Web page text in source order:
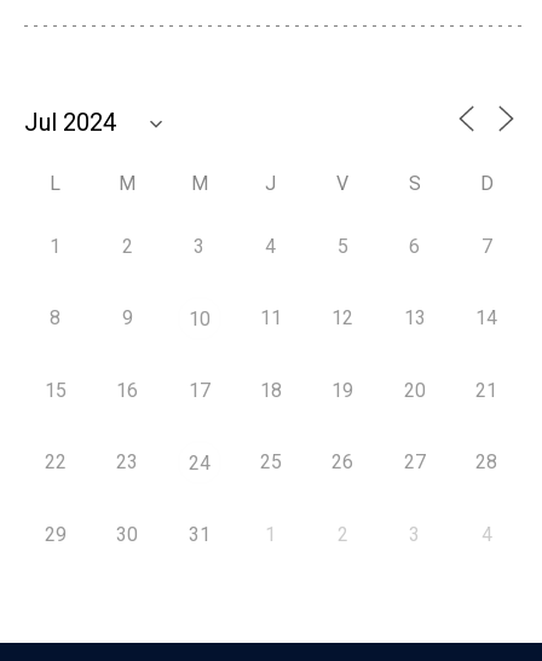
L M M J V S D
1 2 3 4 5 6 7
8 9 10 11 12 13 14
15 16 17 18 19 20 21
22 23 24 25 26 27 28
29 30 31 1 2 3 4